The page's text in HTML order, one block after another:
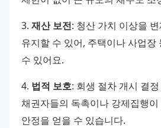
3. 재산 보전: 청산 가치 이상을
유지할 수 있어, 주택이나 사업장
수 있어요.
4. 법적 보호: 회생 절차 개시 결
채권자들의 독촉이나 강제집행
안정을 얻을 수 있습니다.